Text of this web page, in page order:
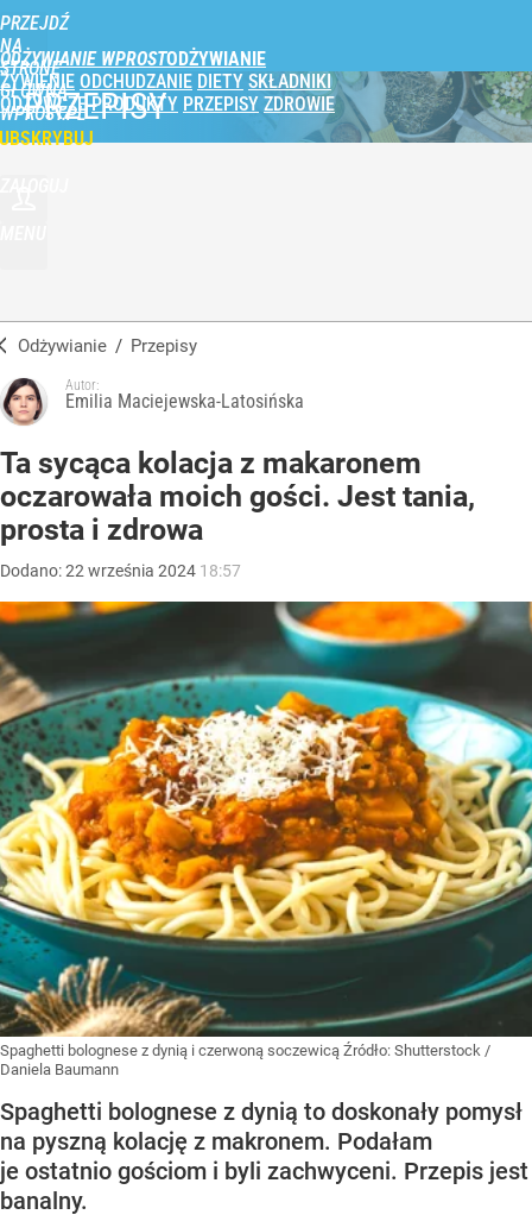
PRZEJDŹ
NA
STRONĘ
GŁÓWNĄ
WPROST.PL
ODŻYWIANIE WPROST
ŻYWIENIE ODCHUDZANIE DIETY SKŁADNIKI
ODŻYWCZE PRODUKTY PRZEPISY ZDROWIE
PRZEPISY
Odżywianie / Przepisy
Autor:
Emilia Maciejewska-Latosińska
Ta sycąca kolacja z makaronem
oczarowała moich gości. Jest tania,
prosta i zdrowa
Dodano:22 września 2024 18:57
Spaghetti bolognese z dynią i czerwoną soczewicą Źródło: Shutterstock /
Daniela Baumann
Spaghetti bolognese z dynią to doskonały pomysł
na pyszną kolację z makronem. Podałam
je ostatnio gościom i byli zachwyceni. Przepis jest
banalny.